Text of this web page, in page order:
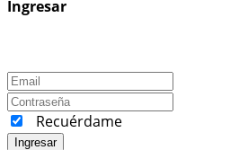
Ingresar
Recuérdame
Ingresar